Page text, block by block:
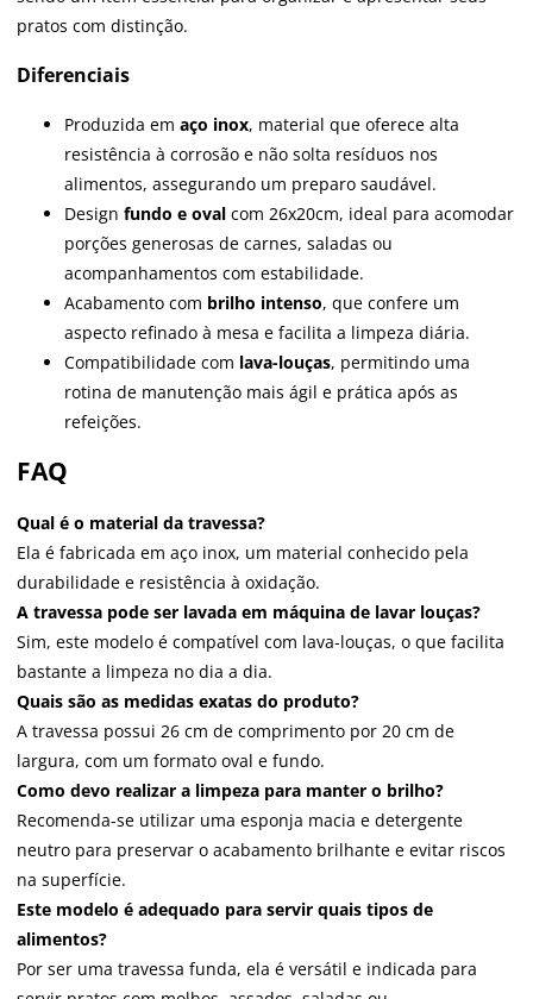
pratos com distinção.
Diferenciais
Produzida em aço inox, material que oferece alta
resistência à corrosão e não solta resíduos nos
alimentos, assegurando um preparo saudável.
Design fundo e oval com 26x20cm, ideal para acomodar
porções generosas de carnes, saladas ou
acompanhamentos com estabilidade.
Acabamento com brilho intenso, que confere um
aspecto refinado à mesa e facilita a limpeza diária.
Compatibilidade com lava-louças, permitindo uma
rotina de manutenção mais ágil e prática após as
refeições.
FAQ
Qual é o material da travessa?
Ela é fabricada em aço inox, um material conhecido pela
durabilidade e resistência à oxidação.
A travessa pode ser lavada em máquina de lavar louças?
Sim, este modelo é compatível com lava-louças, o que facilita
bastante a limpeza no dia a dia.
Quais são as medidas exatas do produto?
A travessa possui 26 cm de comprimento por 20 cm de
largura, com um formato oval e fundo.
Como devo realizar a limpeza para manter o brilho?
Recomenda-se utilizar uma esponja macia e detergente
neutro para preservar o acabamento brilhante e evitar riscos
na superfície.
Este modelo é adequado para servir quais tipos de
alimentos?
Por ser uma travessa funda, ela é versátil e indicada para